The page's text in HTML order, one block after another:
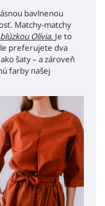
bavlnenou
Matchy-matchy
blúzkou Olívia. Je to
preferujete dva
šaty – a zároveň
farby našej